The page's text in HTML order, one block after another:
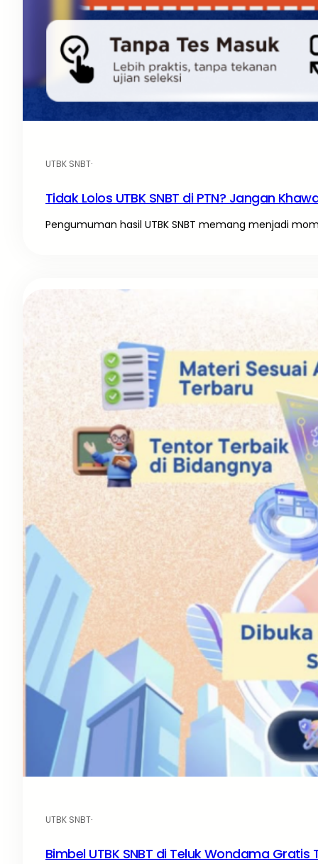
UTBK SNBT·
Tidak Lolos UTBK SNBT di PTN? Jangan
Pengumuman hasil UTBK SNBT memang menjadi
UTBK SNBT·
Bimbel UTBK SNBT di Teluk Wondama Gratis